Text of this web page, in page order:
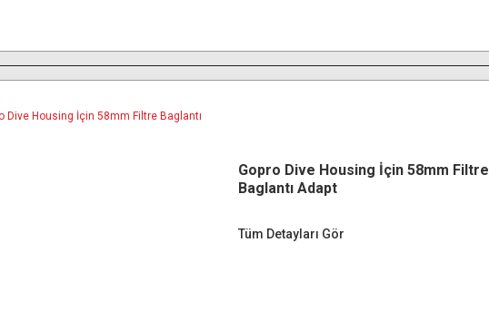
Gopro Dive Housing İçin 58mm Filtre
Baglantı Adapt
Tüm Detayları Gör